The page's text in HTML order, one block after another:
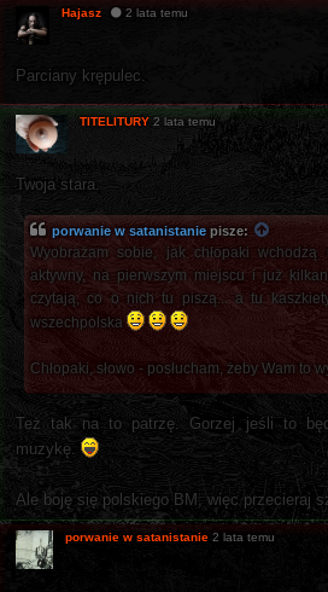
Hajasz 2 lata temu
Parciany krępulec.
TITELITURY 2 lata temu
Twoja stara.
porwanie w satanistanie pisze:
Wyobrażam sobie, jak chłopaki
aktywny, na pierwszym miejscu i już
czytają, co o nich tu piszą... a tu
wszechpolska
Chłopaki, słowo - posłucham, żeby Wam to
Też tak na to patrzę. Gorzej jeśli to
muzykę.
Ale boję się polskiego BM, więc przecieraj
porwanie w satanistanie 2 lata temu